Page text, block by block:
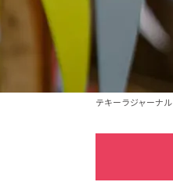
テキーラジャーナル